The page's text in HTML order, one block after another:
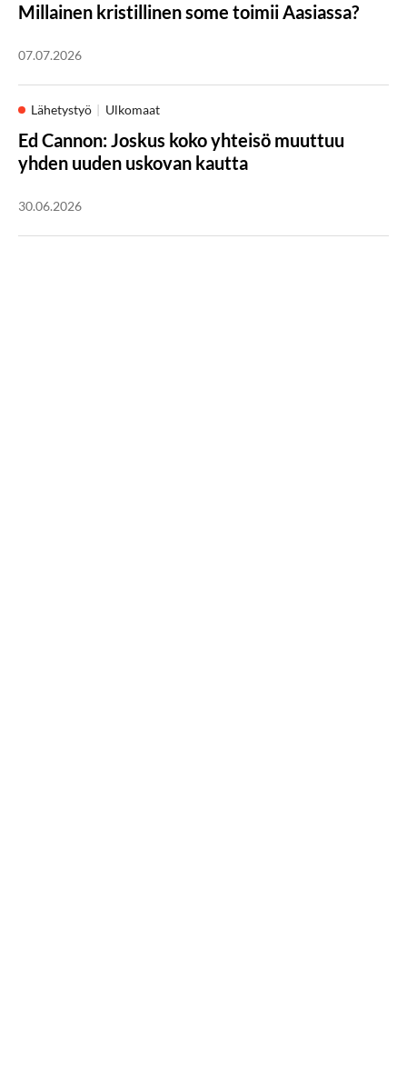
Millainen kristillinen some toimii Aasiassa?
07.07.2026
Lähetystyö Ulkomaat
Ed Cannon: Joskus koko yhteisö muuttuu
yhden uuden uskovan kautta
30.06.2026